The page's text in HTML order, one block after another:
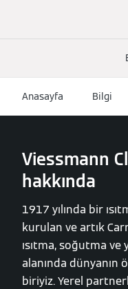
Anasayfa Bilgi
Viessmann
hakkında
1917 yılında bir
kurulan ve artık
ısıtma, soğutma
alanında dünyanın
biriyiz. Yerel